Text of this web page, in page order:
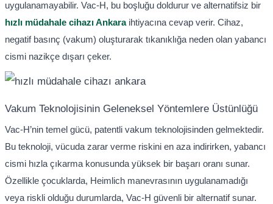
uygulanamayabilir. Vac-H, bu boşluğu doldurur ve alternatifsiz bir
hızlı müdahale cihazı Ankaraihtiyacına cevap verir. Cihaz,
negatif basınç (vakum) oluşturarak tıkanıklığa neden olan yabancı
cismi nazikçe dışarı çeker.
Vakum Teknolojisinin Geleneksel Yöntemlere Üstünlüğü
Vac-H’nin temel gücü, patentli vakum teknolojisinden gelmektedir.
Bu teknoloji, vücuda zarar verme riskini en aza indirirken, yabancı
cismi hızla çıkarma konusunda yüksek bir başarı oranı sunar.
Özellikle çocuklarda, Heimlich manevrasının uygulanamadığı
veya riskli olduğu durumlarda, Vac-H güvenli bir alternatif sunar.